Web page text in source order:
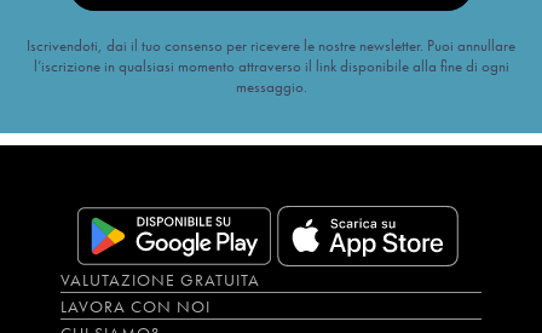
Iscrivendoti, dai il tuo consenso per ricevere le nostre newsletter. Puoi annullare
l’iscrizione in qualsiasi momento attraverso il link disponibile alla fine di ogni
messaggio.
VALUTAZIONE GRATUITA
LAVORA CON NOI